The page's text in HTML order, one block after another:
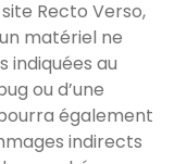
Recto Verso,
matériel ne
indiquées au
ou d’une
également
indirects